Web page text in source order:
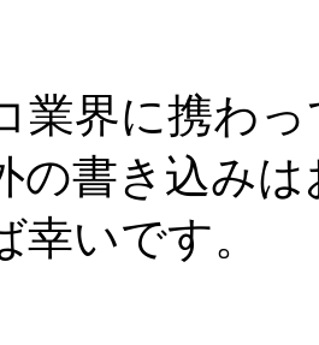
業界に携わっ
の書き込みは
幸いです。